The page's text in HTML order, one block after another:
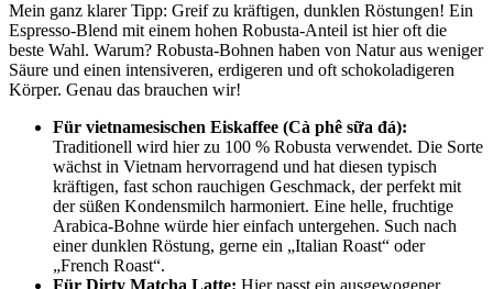
Mein ganz klarer Tipp: Greif zu kräftigen, dunklen Röstungen! Ein
Espresso-Blend mit einem hohen Robusta-Anteil ist hier oft die
beste Wahl. Warum? Robusta-Bohnen haben von Natur aus weniger
Säure und einen intensiveren, erdigeren und oft schokoladigeren
Körper. Genau das brauchen wir!
Für vietnamesischen Eiskaffee (Cà phê sữa đá):
Traditionell wird hier zu 100 % Robusta verwendet. Die Sorte
wächst in Vietnam hervorragend und hat diesen typisch
kräftigen, fast schon rauchigen Geschmack, der perfekt mit
der süßen Kondensmilch harmoniert. Eine helle, fruchtige
Arabica-Bohne würde hier einfach untergehen. Such nach
einer dunklen Röstung, gerne ein „Italian Roast“ oder
„French Roast“.
Für Dirty Matcha Latte: Hier passt ein ausgewogener